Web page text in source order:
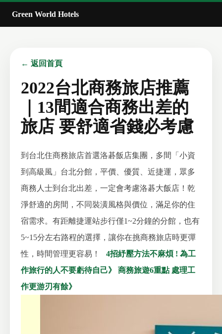
Green World Hotels
← 返回首頁
2022台北商務旅店推薦
｜13間適合商務出差的
旅店 要舒適省錢必考慮
到台北住商務旅店首選洛碁飯店集團，多間「小資
到高級風」台北分館，平價、優質、近捷運，眾多
商務人士到台北出差，一定會考慮洛碁大飯店！乾
淨舒適的房間，不同裝潢風格與價位，滿足你的住
宿需求。有距離捷運站步行僅1~2分鐘的分館，也有
5~15分左右路程的選擇，讓你在挑商務旅店時更彈
性，時間管理更容易！
4招紓壓方法不麻煩 ! 為工
作旅行的人不要虧待自己》
商務旅遊6重點 處理工
作更游刃有餘》